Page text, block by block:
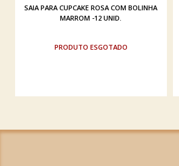
SAIA PARA CUPCAKE ROSA COM BOLINHA
MARROM -12 UNID.
ESGOTADO